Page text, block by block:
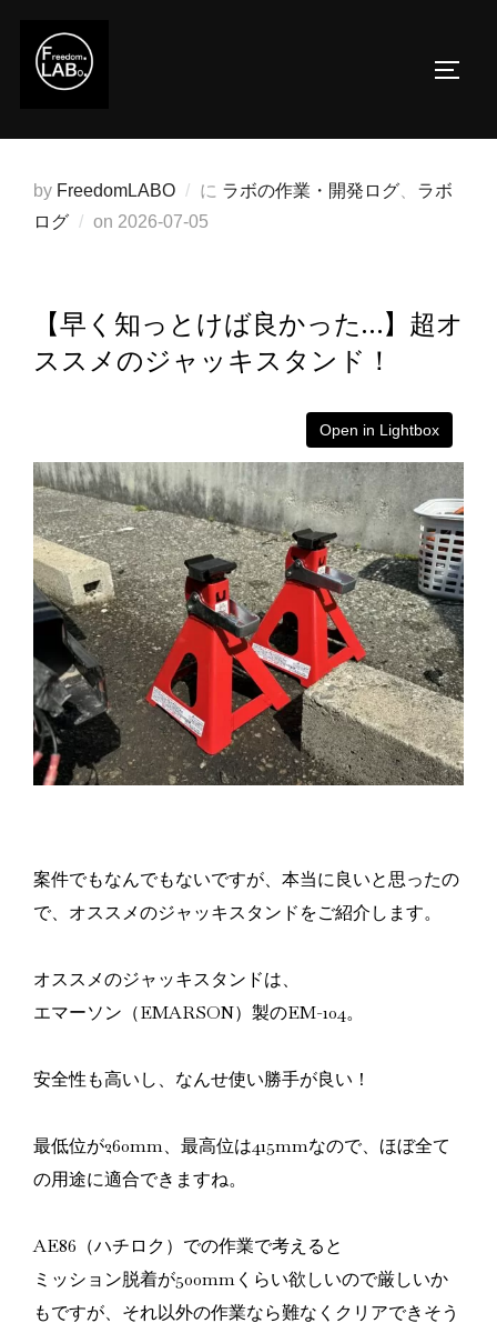
ツ
by FreedomLABO に ラボの作業・開発ログ
ラボ
ログ
on 投
2026-07-05
【早く知っとけば良かった…】超オ
ススメのジャッキスタンド！
Open in Lightbox
案件でもなんでもないですが、本当に良いと思ったの
で、オススメのジャッキスタンドをご紹介します。
オススメのジャッキスタンドは、
エマーソン（EMARSON）製のEM-104。
安全性も高いし、なんせ使い勝手が良い！
最低位が260mm、最高位は415mmなので、ほぼ全て
の用途に適合できますね。
AE86（ハチロク）での作業で考えると
ミッション脱着が500mmくらい欲しいので厳しいか
もですが、それ以外の作業なら難なくクリアできそう